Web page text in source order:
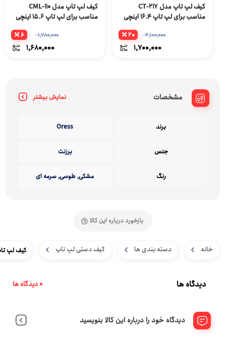
کیف لپ ‌تاپ مدل CT-217
مناسب برای لپ تاپ 16.4 اینچی
2,100,000
1,700,000
20
کیف لپ تاپ مدل CML-110
مناسب برای لپ تاپ 15.6 اینچی
1,780,000
1,680,000
6
مشخصات نمایش بیشتر
برند Oress
جنس برزنت
رنگ مشکی, طوسی, سرمه ای
بازخورد درباره این کالا
خانه دسته بندی ها کیف دستی لپ تاپ کیف لپ تاپ مدل 2030 مناسب برای
دیدگاه ها 0 دیدگاه ها
دیدگاه خود را درباره این کالا بنویسید